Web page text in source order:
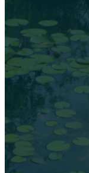
Jak
Díky pomoci
projekt na
zapojilo již přes
získat
odborníky často